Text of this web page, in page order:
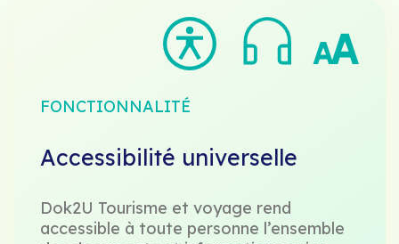
FONCTIONNALITÉ
Accessibilité universelle
Dok2U Tourisme et voyage rend
accessible à toute personne l’ensemble